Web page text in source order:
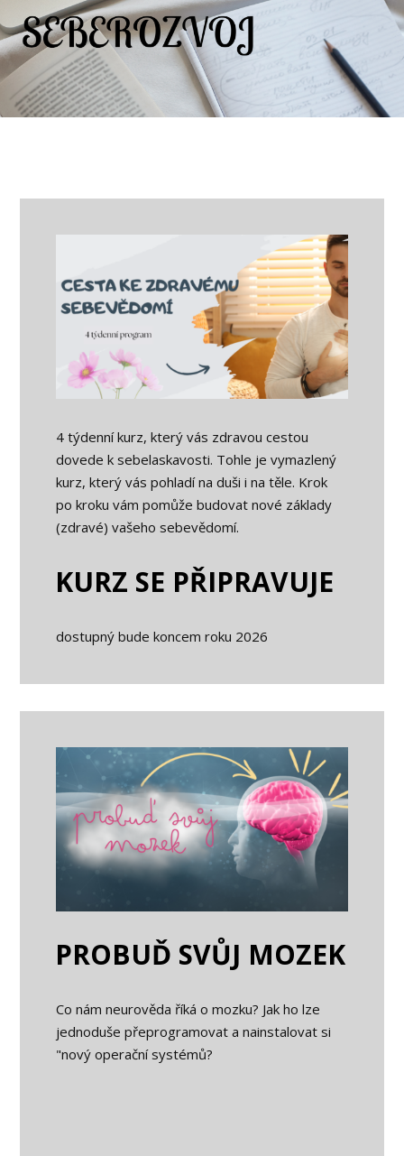
4 týdenní kurz, který vás zdravou cestou
dovede k sebelaskavosti. Tohle je vymazlený
kurz, který vás pohladí na duši i na těle. Krok
po kroku vám pomůže budovat nové základy
(zdravé) vašeho sebevědomí.
KURZ SE PŘIPRAVUJE
dostupný bude koncem roku 2026
PROBUĎ SVŮJ MOZEK
Co nám neurověda říká o mozku? Jak ho lze
jednoduše přeprogramovat a nainstalovat si
"nový operační systémů?